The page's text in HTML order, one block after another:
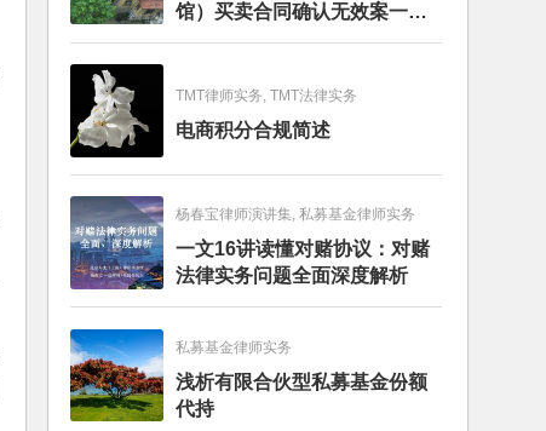
馆）买卖合同确认无效案一审
判决书
TMT律师实务, TMT法律实务
电商积分合规简述
杨春宝律师演讲集, 私募基金律师实务
一文16讲读懂对赌协议：对赌
法律实务问题全面深度解析
私募基金律师实务
浅析有限合伙型私募基金份额
代持